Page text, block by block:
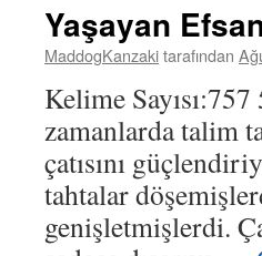
Yaşayan
MaddogKanzakitarafından
Kelime
zamanlarda talim
çatısını
tahtalar
genişletmişlerdi.